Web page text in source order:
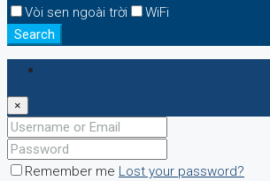
Vòi sen ngoài trời
WiFi
Search
×
Remember me Lost your password?